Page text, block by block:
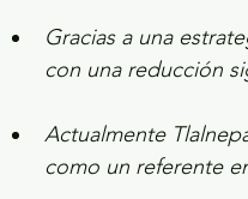
Gracias a una
con una reducción
Actualmente
como un referente